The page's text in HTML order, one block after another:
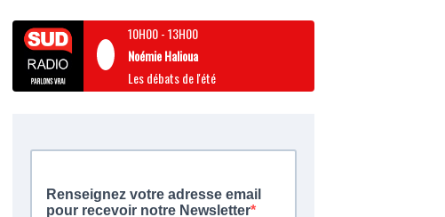
10H00-13H00
Noémie Halioua
Les débats de l'été